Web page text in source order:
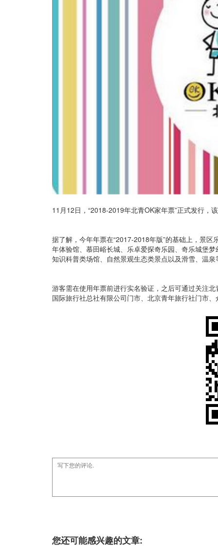
11月12日，“2018-2019年北青OK家年票”正式发行
据了解，今年年票在“2017-2018年版”的基础上，景
年体验馆、慕田峪长城、乐卓爱探奇乐园、奇乐城堡
知识科普类场馆、自然景观生态类景点以及滑雪、温
游客需在使用年票前进行实名验证，之后可通过关注
国际旅行社总社有限公司门市、北京青年旅行社门市
您还可能感兴趣的文章: